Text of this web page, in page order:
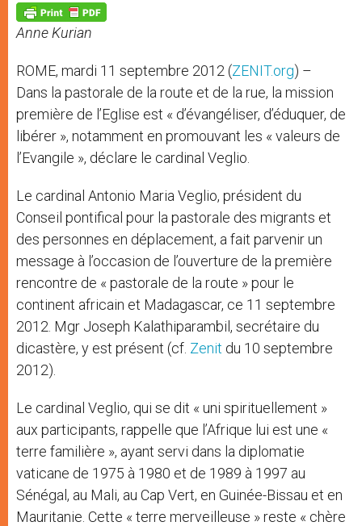
p
p
g
e
r
o
k
Anne Kurian
ROME, mardi 11 septembre 2012 (ZENIT.org) –
Dans la pastorale de la route et de la rue, la mission
première de l’Eglise est « d’évangéliser, d’éduquer, de
libérer », notamment en promouvant les « valeurs de
l’Evangile », déclare le cardinal Veglio.
Le cardinal Antonio Maria Veglio, président du
Conseil pontifical pour la pastorale des migrants et
des personnes en déplacement, a fait parvenir un
message à l’occasion de l’ouverture de la première
rencontre de « pastorale de la route » pour le
continent africain et Madagascar, ce 11 septembre
2012. Mgr Joseph Kalathiparambil, secrétaire du
dicastère, y est présent (cf. Zenit du 10 septembre
2012).
Le cardinal Veglio, qui se dit « uni spirituellement »
aux participants, rappelle que l’Afrique lui est une «
terre familière », ayant servi dans la diplomatie
vaticane de 1975 à 1980 et de 1989 à 1997 au
Sénégal, au Mali, au Cap Vert, en Guinée-Bissau et en
Mauritanie. Cette « terre merveilleuse » reste « chère